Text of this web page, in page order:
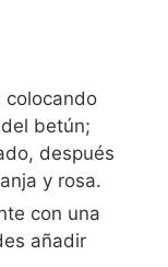
colocando
betún;
después
y rosa.
con una
añadir